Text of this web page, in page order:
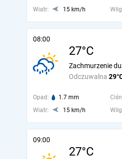
Wiatr: 15 km/h
08:00
27°C
Odczuwalna
Zachmurzenie
Opad: 1.7 mm
Wiatr:
15 km/h
09:00
27°C